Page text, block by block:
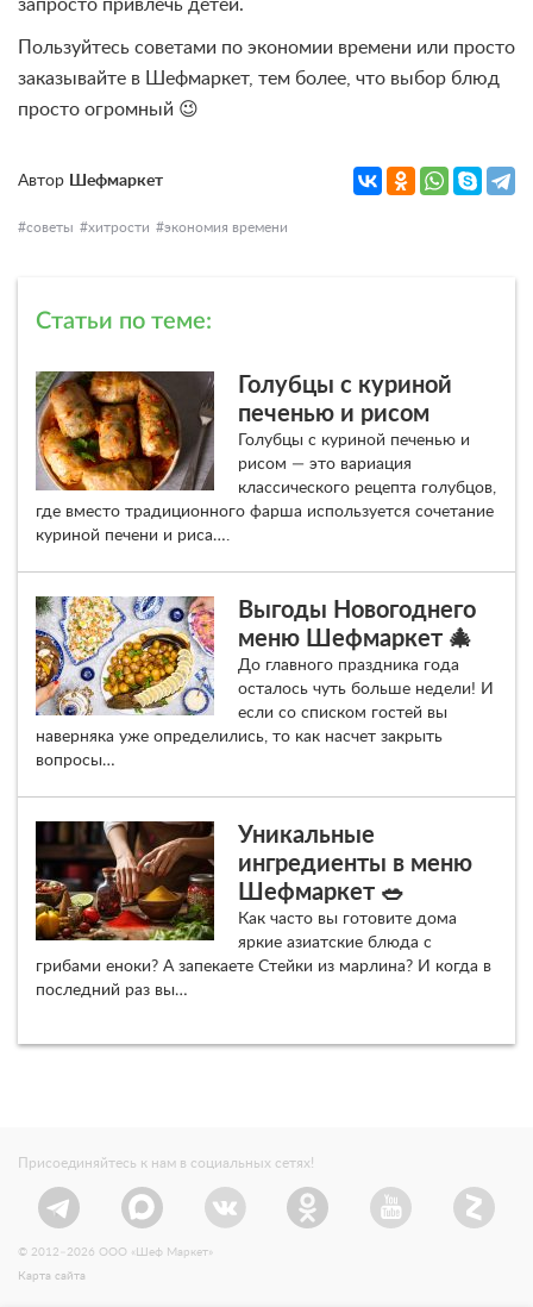
запросто привлечь детей.
Пользуйтесь советами по экономии времени или просто
заказывайте в Шефмаркет, тем более, что выбор блюд
просто огромный 😉
Автор Шефмаркет
советы хитрости экономия времени
Статьи по теме:
Голубцы с куриной
печенью и рисом
Голубцы с куриной печенью и
рисом — это вариация
классического рецепта голубцов,
где вместо традиционного фарша используется сочетание
куриной печени и риса….
Выгоды Новогоднего
меню Шефмаркет 🎄
До главного праздника года
осталось чуть больше недели! И
если со списком гостей вы
наверняка уже определились, то как насчет закрыть
вопросы…
Уникальные
ингредиенты в меню
Шефмаркет 🥗
Как часто вы готовите дома
яркие азиатские блюда с
грибами еноки? А запекаете Стейки из марлина? И когда в
последний раз вы…
Присоединяйтесь к нам в социальных сетях!
© 2012–2026 ООО «Шеф Маркет»
Карта сайта